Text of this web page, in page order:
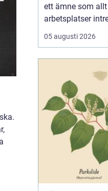
ett ämne som
arbetsplatser
sig för när de vill
trivsel och
arbetsdagen,
medarbetare up...
05 augusti 2026